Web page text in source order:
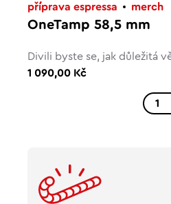
příprava espressa merch
OneTamp 58,5 mm
Divili byste se, jak důležitá
1 090,00 Kč